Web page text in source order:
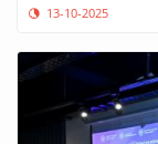
13-10-2025